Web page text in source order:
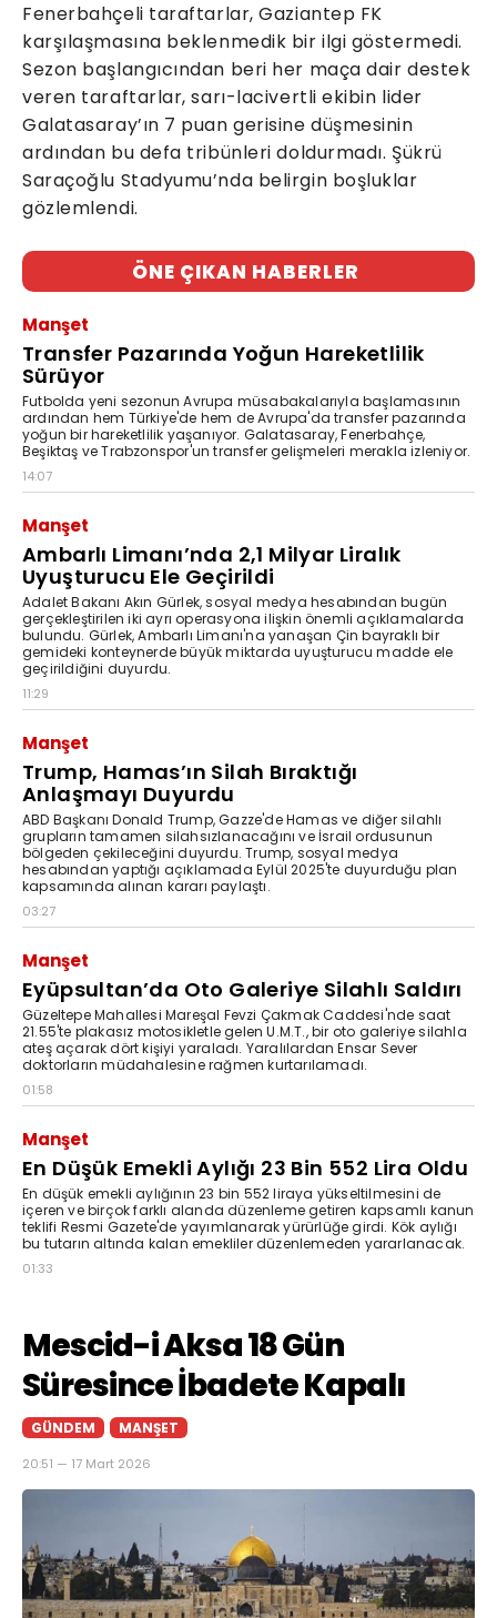
Fenerbahçeli taraftarlar, Gaziantep FK
karşılaşmasına beklenmedik bir ilgi göstermedi.
Sezon başlangıcından beri her maça dair destek
veren taraftarlar, sarı-lacivertli ekibin lider
Galatasaray’ın 7 puan gerisine düşmesinin
ardından bu defa tribünleri doldurmadı. Şükrü
Saraçoğlu Stadyumu’nda belirgin boşluklar
gözlemlendi.
ÖNE ÇIKAN HABERLER
Manşet
Transfer Pazarında Yoğun Hareketlilik
Sürüyor
Futbolda yeni sezonun Avrupa müsabakalarıyla başlamasının
ardından hem Türkiye'de hem de Avrupa'da transfer pazarında
yoğun bir hareketlilik yaşanıyor. Galatasaray, Fenerbahçe,
Beşiktaş ve Trabzonspor'un transfer gelişmeleri merakla izleniyor.
14:07
Manşet
Ambarlı Limanı’nda 2,1 Milyar Liralık
Uyuşturucu Ele Geçirildi
Adalet Bakanı Akın Gürlek, sosyal medya hesabından bugün
gerçekleştirilen iki ayrı operasyona ilişkin önemli açıklamalarda
bulundu. Gürlek, Ambarlı Limanı'na yanaşan Çin bayraklı bir
gemideki konteynerde büyük miktarda uyuşturucu madde ele
geçirildiğini duyurdu.
11:29
Manşet
Trump, Hamas’ın Silah Bıraktığı
Anlaşmayı Duyurdu
ABD Başkanı Donald Trump, Gazze'de Hamas ve diğer silahlı
grupların tamamen silahsızlanacağını ve İsrail ordusunun
bölgeden çekileceğini duyurdu. Trump, sosyal medya
hesabından yaptığı açıklamada Eylül 2025'te duyurduğu plan
kapsamında alınan kararı paylaştı.
03:27
Manşet
Eyüpsultan’da Oto Galeriye Silahlı Saldırı
Güzeltepe Mahallesi Mareşal Fevzi Çakmak Caddesi'nde saat
21.55'te plakasız motosikletle gelen U.M.T., bir oto galeriye silahla
ateş açarak dört kişiyi yaraladı. Yaralılardan Ensar Sever
doktorların müdahalesine rağmen kurtarılamadı.
01:58
Manşet
En Düşük Emekli Aylığı 23 Bin 552 Lira Oldu
En düşük emekli aylığının 23 bin 552 liraya yükseltilmesini de
içeren ve birçok farklı alanda düzenleme getiren kapsamlı kanun
teklifi Resmi Gazete'de yayımlanarak yürürlüğe girdi. Kök aylığı
bu tutarın altında kalan emekliler düzenlemeden yararlanacak.
01:33